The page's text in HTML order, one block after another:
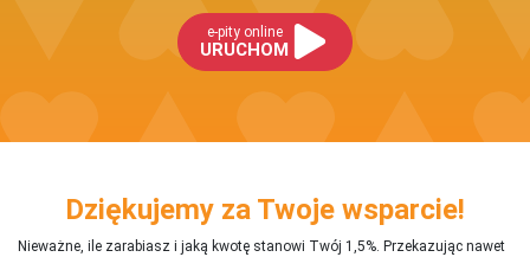
e-pity online
URUCHOM
Dziękujemy za Twoje wsparcie!
Nieważne, ile zarabiasz i jaką kwotę stanowi Twój 1,5%. Przekazując nawet